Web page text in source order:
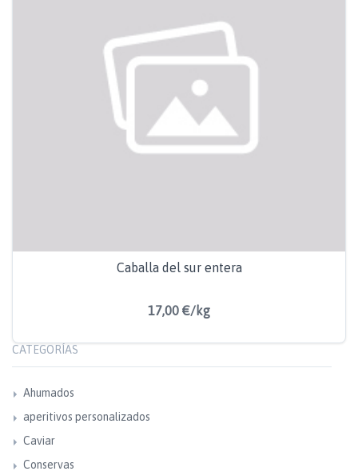
Caballa del sur entera
17,00 €/kg
CATEGORÍAS
Ahumados
aperitivos personalizados
Caviar
Conservas